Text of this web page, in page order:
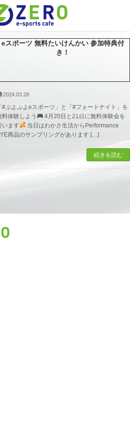
eスポーツ 無料たいけんかい 参加特典付
き！
2024.03.28
#ぷよぷよeスポーツ」と「#フォートナイト」を
料体験しよう
4月20日と21日に無料体験会を
います
当日はわかさ生活からPerformance
商品のサンプリングがあります […]
続きを読む